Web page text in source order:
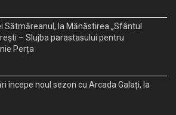
Sătmăreanul, la Mănăstirea „Sfântul
– Slujba parastasului pentru
Perța
începe noul sezon cu Arcada Galați, la